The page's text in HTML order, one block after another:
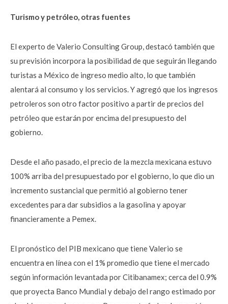
Turismo y petróleo, otras fuentes
El experto de Valerio Consulting Group, destacó también que
su previsión incorpora la posibilidad de que seguirán llegando
turistas a México de ingreso medio alto, lo que también
alentará al consumo y los servicios. Y agregó que los ingresos
petroleros son otro factor positivo a partir de precios del
petróleo que estarán por encima del presupuesto del
gobierno.
Desde el año pasado, el precio de la mezcla mexicana estuvo
100% arriba del presupuestado por el gobierno, lo que dio un
incremento sustancial que permitió al gobierno tener
excedentes para dar subsidios a la gasolina y apoyar
financieramente a Pemex.
El pronóstico del PIB mexicano que tiene Valerio se
encuentra en línea con el 1% promedio que tiene el mercado
según información levantada por Citibanamex; cerca del 0.9%
que proyecta Banco Mundial y debajo del rango estimado por